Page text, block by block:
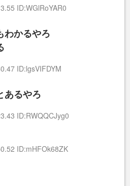
ID:WGlRoYAR0
わかるやろ
ID:lgsVIFDYM
あるやろ
ID:RWQQCJyg0
ID:mHFOk68ZK